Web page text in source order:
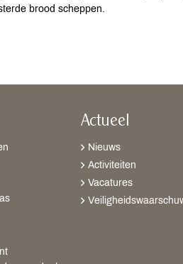
brood scheppen.
Actueel
Nieuws
Activiteiten
Vacatures